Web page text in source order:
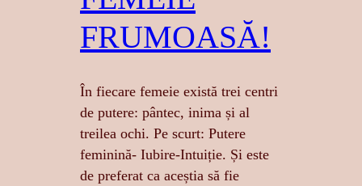
FRUMOASĂ!
În fiecare femeie există trei centri
de putere: pântec, inima și al
treilea ochi. Pe scurt: Putere
feminină- Iubire-Intuiție. Și este
de preferat ca aceștia să fie